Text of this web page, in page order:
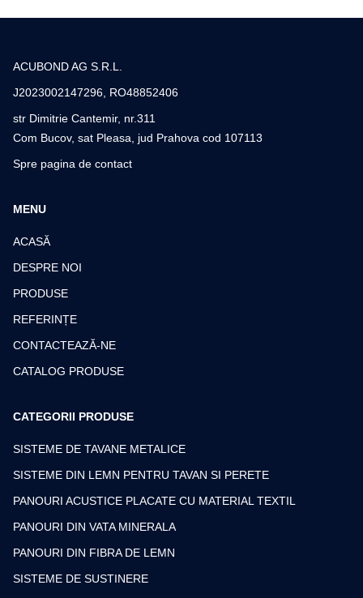
ACUBOND AG S.R.L.
J2023002147296, RO48852406
str Dimitrie Cantemir, nr.311
Com Bucov, sat Pleasa, jud Prahova cod 107113
Spre pagina de contact
MENU
ACASĂ
DESPRE NOI
PRODUSE
REFERINȚE
CONTACTEAZĂ-NE
CATALOG PRODUSE
CATEGORII PRODUSE
SISTEME DE TAVANE METALICE
SISTEME DIN LEMN PENTRU TAVAN SI PERETE
PANOURI ACUSTICE PLACATE CU MATERIAL TEXTIL
PANOURI DIN VATA MINERALA
PANOURI DIN FIBRA DE LEMN
SISTEME DE SUSTINERE